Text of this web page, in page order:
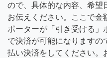
ので、具体的な内容、希望
お伝えください。ここで金
ポーターが「引き受ける」
で決済が可能になりますの
払い決済をしてください。